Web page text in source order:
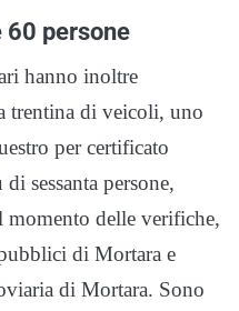
persone
hanno inoltre
trentina di veicoli, uno
per certificato
sessanta persone,
momento delle verifiche,
di Mortara e
di Mortara. Sono